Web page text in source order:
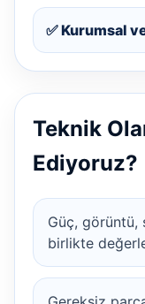
✅ Kurumsal
Teknik
Ediyoruz?
Güç, görüntü,
birlikte